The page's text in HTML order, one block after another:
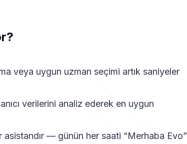
veya uygun uzman seçimi artık saniyeler
verilerini analiz ederek en uygun
— günün her saati “Merhaba Evo”